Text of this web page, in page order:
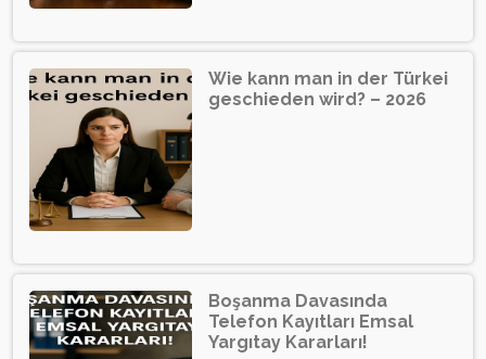
Wie kann man in der Türkei
geschieden wird? – 2026
Boşanma Davasında
Telefon Kayıtları Emsal
Yargıtay Kararları!